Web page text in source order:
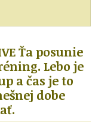
Ťa posunie
Lebo je
a čas je to
dobe